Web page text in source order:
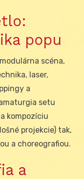
popu
scéna,
laser,
a
setu
kompozíciu
projekcie) tak,
a choreografiou.
a